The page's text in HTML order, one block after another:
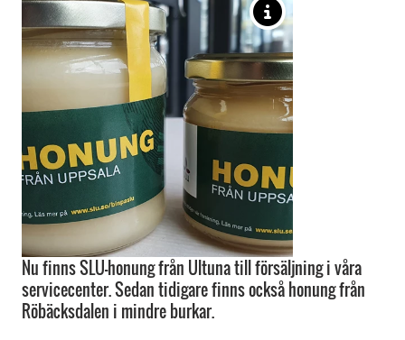
Nu finns SLU-honung från Ultuna till försäljning i våra
servicecenter. Sedan tidigare finns också honung från
Röbäcksdalen i mindre burkar.